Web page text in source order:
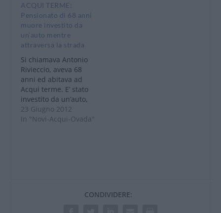
proprio a Bistagno,
alla guida della
propria mercedes di
classe A é uscito dalla
carreggiata ed é
rimasto incastrato
all'interno
dell'abitacolo. E'…
ACQUI TERME:
Pensionato di 68 anni
muore investito da
un’auto mentre
attraversa la strada
Si chiamava Antonio
Rivieccio, aveva 68
anni ed abitava ad
Acqui terme. E’ stato
investito da un’auto,
in viale Savona ed è
deceduto dopo essere
23 Giugno 2012
In "Novi-Acqui-Ovada"
CONDIVIDERE: